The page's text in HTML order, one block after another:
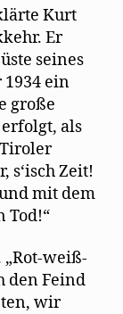
Kurt
Er
seines
ein
große
als
s‘isch Zeit!
mit dem
Tod!“
weiß-
den Feind
wir